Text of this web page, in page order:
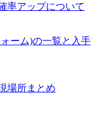
率アップについて
ーム)の一覧と入手
場所まとめ